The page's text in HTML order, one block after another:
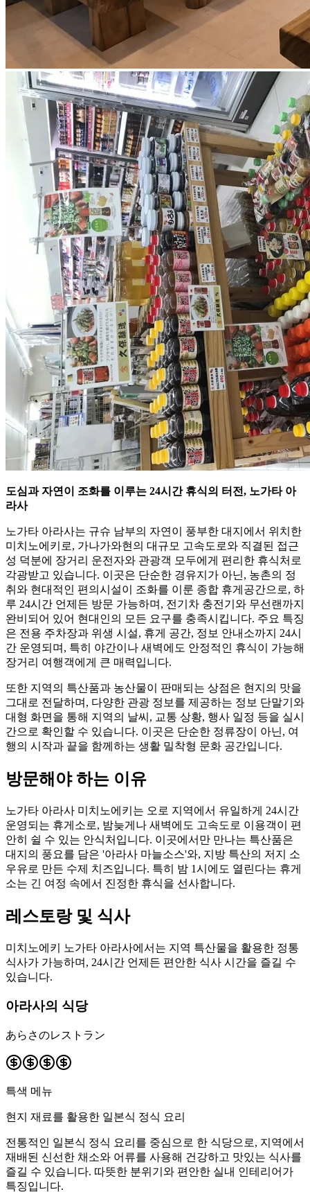
도심과 자연이 조화를 이루는 24시간 휴식의 터전, 노가타 아
라사
노가타 아라사는 규슈 남부의 자연이 풍부한 대지에서 위치한
미치노에키로, 가나가와현의 대규모 고속도로와 직결된 접근
성 덕분에 장거리 운전자와 관광객 모두에게 편리한 휴식처로
각광받고 있습니다. 이곳은 단순한 경유지가 아닌, 농촌의 정
취와 현대적인 편의시설이 조화를 이룬 종합 휴게공간으로, 하
루 24시간 언제든 방문 가능하며, 전기차 충전기와 무선랜까지
완비되어 있어 현대인의 모든 요구를 충족시킵니다. 주요 특징
은 전용 주차장과 위생 시설, 휴게 공간, 정보 안내소까지 24시
간 운영되며, 특히 야간이나 새벽에도 안정적인 휴식이 가능해
장거리 여행객에게 큰 매력입니다.
또한 지역의 특산품과 농산물이 판매되는 상점은 현지의 맛을
그대로 전달하며, 다양한 관광 정보를 제공하는 정보 단말기와
대형 화면을 통해 지역의 날씨, 교통 상황, 행사 일정 등을 실시
간으로 확인할 수 있습니다. 이곳은 단순한 정류장이 아닌, 여
행의 시작과 끝을 함께하는 생활 밀착형 문화 공간입니다.
방문해야 하는 이유
노가타 아라사 미치노에키는 오로 지역에서 유일하게 24시간
운영되는 휴게소로, 밤늦게나 새벽에도 고속도로 이용객이 편
안히 쉴 수 있는 안식처입니다. 이곳에서만 만나는 특산품은
대지의 풍요를 담은 '아라사 마늘소스'와, 지방 특산의 저지 소
우유로 만든 수제 치즈입니다. 특히 밤 1시에도 열린다는 휴게
소는 긴 여정 속에서 진정한 휴식을 선사합니다.
레스토랑 및 식사
미치노에키 노가타 아라사에서는 지역 특산물을 활용한 정통
식사가 가능하며, 24시간 언제든 편안한 식사 시간을 즐길 수
있습니다.
아라사의 식당
あらさのレストラン
특색 메뉴
현지 재료를 활용한 일본식 정식 요리
전통적인 일본식 정식 요리를 중심으로 한 식당으로, 지역에서
재배된 신선한 채소와 어류를 사용해 건강하고 맛있는 식사를
즐길 수 있습니다. 따뜻한 분위기와 편안한 실내 인테리어가
특징입니다.